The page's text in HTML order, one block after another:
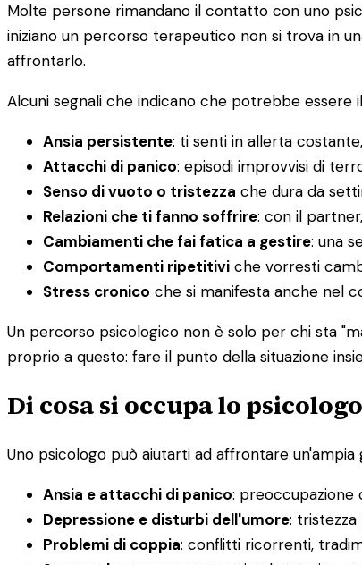
Molte persone rimandano il contatto con uno
iniziano un percorso terapeutico non si trova in
affrontarlo.
Alcuni segnali che indicano che potrebbe essere
Ansia persistente: ti senti in allerta
Attacchi di panico: episodi improvvisi di
Senso di vuoto o tristezza che dura da
Relazioni che ti fanno soffrire: con il
Cambiamenti che fai fatica a gestire: una
Comportamenti ripetitivi che vorresti
Stress cronico che si manifesta anche nel
Un percorso psicologico non è solo per chi sta
proprio a questo: fare il punto della situazione
Di cosa si occupa lo
Uno psicologo può aiutarti ad affrontare
Ansia e attacchi di panico: preoccupazione
Depressione e disturbi dell'umore:
Problemi di coppia: conflitti ricorrenti,